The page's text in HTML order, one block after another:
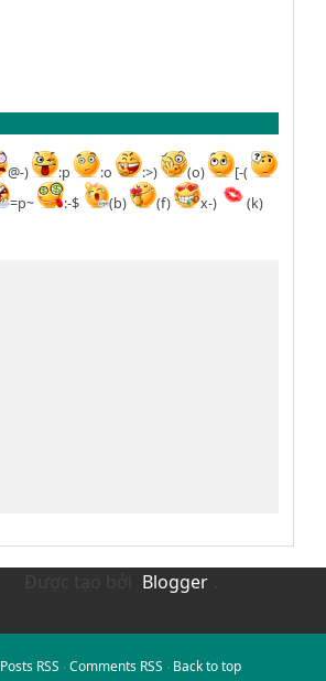
@-) :p :o :>) (o)
[-(
=p~ :-$ (b) (f) x-)
(k)
Blogger
Posts RSS ∙Comments RSS ∙ Back to top